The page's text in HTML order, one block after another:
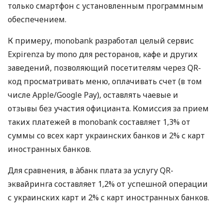
только смартфон с установленным программным
обеспечением.
К примеру, monobank разработал целый сервис
Expirenza by mono для ресторанов, кафе и других
заведений, позволяющий посетителям через QR-
код просматривать меню, оплачивать счет (в том
числе Apple/Google Pay), оставлять чаевые и
отзывы без участия официанта. Комиссия за прием
таких платежей в monobank составляет 1,3% от
суммы со всех карт украинских банков и 2% с карт
иностранных банков.
Для сравнения, в àбанк плата за услугу QR-
эквайринга составляет 1,2% от успешной операции
с украинских карт и 2% с карт иностранных банков.